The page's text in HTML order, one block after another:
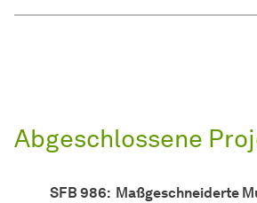
Abgeschlossene
SFB 986: Maßgeschneiderte